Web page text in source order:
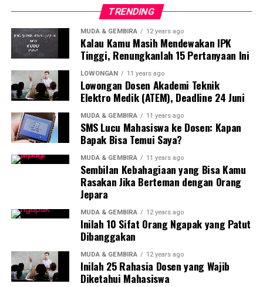
knowledge grafting, UNNES mengadopsi pengalaman
dan pengetahuan luar biasa dari para praktisi untuk
memperkaya kajian akademik,” jelasnya.
Gunawan Tjokro dinilai telah mengembangkan berbagai
konsep strategis dalam pengelolaan SDM, mulai dari
rekrutmen yang tepat sasaran, pelatihan berkelanjutan,
klasifikasi pekerjaan, hingga sistem remunerasi yang adil
dan transparan. Seluruh konsep tersebut terbukti
meningkatkan efektivitas organisasi dan kini menjadi
rujukan penting di kalangan praktisi industri.
Dalam orasi tersebut, Gunawan turut menyampaikan
kisah perjalanan hidupnya yang inspiratif. Lahir dari
keluarga sederhana, nilai-nilai kejujuran dan kerja keras
yang ditanamkan orang tuanya menjadi pijakan dalam
Gunawan menyelesaikan studi S1 Matematika di
Universitas Advent Indonesia Bandung pada 1975, lalu
melanjutkan pendidikan hingga meraih gelar MBA dari
TRENDING
MUDA & GEMBIRA 12 years ago
Kalau Kamu Masih Mendewakan IPK
Tinggi, Renungkanlah 15 Pertanyaan Ini
LOWONGAN 11 years ago
Lowongan Dosen Akademi Teknik
Elektro Medik (ATEM), Deadline 24 Juni
MUDA & GEMBIRA 11 years ago
SMS Lucu Mahasiswa ke Dosen: Kapan
Bapak Bisa Temui Saya?
MUDA & GEMBIRA 11 years ago
Sembilan Kebahagiaan yang Bisa Kamu
Rasakan Jika Berteman dengan Orang
Jepara
MUDA & GEMBIRA 12 years ago
Inilah 10 Sifat Orang Ngapak yang Patut
Dibanggakan
MUDA & GEMBIRA 12 years ago
Inilah 25 Rahasia Dosen yang Wajib
Diketahui Mahasiswa